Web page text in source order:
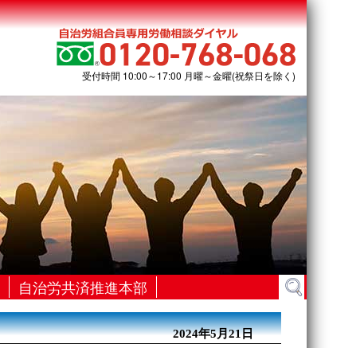
受付時間 10:00～17:00 月曜～金曜(祝祭日を除く)
自治労共済推進本部
検
索:
2024年5月21日